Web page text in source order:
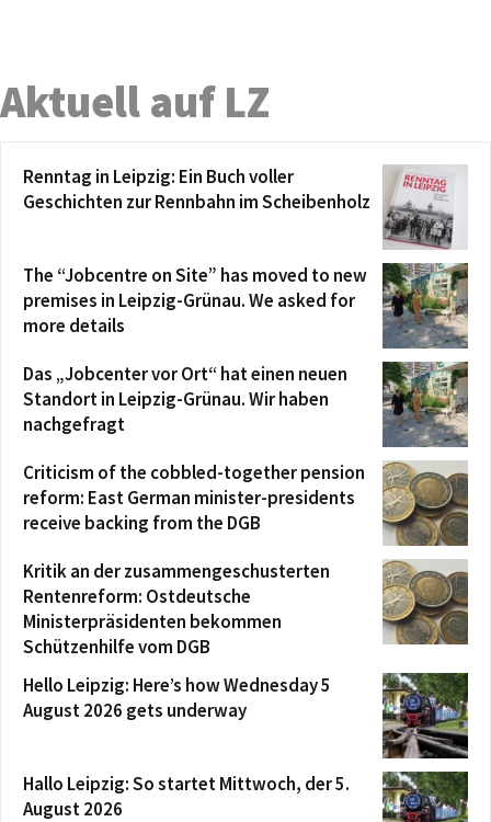
Aktuell auf LZ
Renntag in Leipzig: Ein Buch voller
Geschichten zur Rennbahn im Scheibenholz
The “Jobcentre on Site” has moved to new
premises in Leipzig-Grünau. We asked for
more details
Das „Jobcenter vor Ort“ hat einen neuen
Standort in Leipzig-Grünau. Wir haben
nachgefragt
Criticism of the cobbled-together pension
reform: East German minister-presidents
receive backing from the DGB
Kritik an der zusammengeschusterten
Rentenreform: Ostdeutsche
Ministerpräsidenten bekommen
Schützenhilfe vom DGB
Hello Leipzig: Here’s how Wednesday 5
August 2026 gets underway
Hallo Leipzig: So startet Mittwoch, der 5.
August 2026